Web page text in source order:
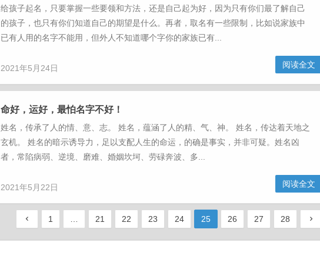
给孩子起名，只要掌握一些要领和方法，还是自己起为好，因为只有你们最了解自己
的孩子，也只有你们知道自己的期望是什么。再者，取名有一些限制，比如说家族中
已有人用的名字不能用，但外人不知道哪个字你的家族已有...
2021年5月24日 阅读全文
命好，运好，最怕名字不好！
姓名，传承了人的情、意、志。 姓名，蕴涵了人的精、气、神。 姓名，传达着天地之
玄机。 姓名的暗示诱导力，足以支配人生的命运，的确是事实，并非可疑。姓名凶
者，常陷病弱、逆境、磨难、婚姻坎坷、劳碌奔波、多...
2021年5月22日 阅读全文
1 21 22 23 24 25 26 27 28